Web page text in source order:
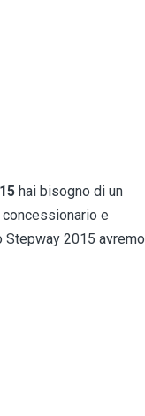
hai bisogno di un
e
Stepway 2015 avremo